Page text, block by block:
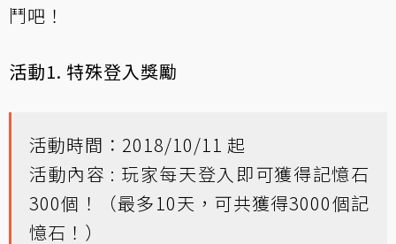
鬥吧！
活動1. 特殊登入獎勵
活動時間：2018/10/11 起
活動內容 : 玩家每天登入即可獲得記憶石
300個！（最多10天，可共獲得3000個記
憶石！）